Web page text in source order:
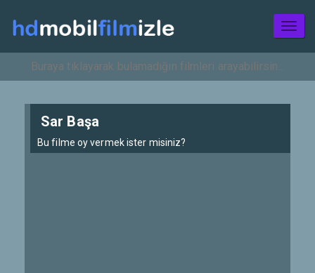
Sar Başa
Bu filme oy vermek ister misiniz?